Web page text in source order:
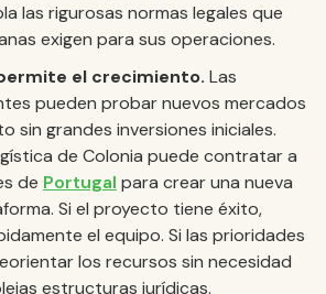
las rigurosas normas legales que
exigen para sus operaciones.
el crecimiento. Las
pueden probar nuevos mercados
sin grandes inversiones iniciales.
de Colonia puede contratar a
de Portugal para crear una nueva
Si el proyecto tiene éxito,
el equipo. Si las prioridades
los recursos sin necesidad
estructuras jurídicas.